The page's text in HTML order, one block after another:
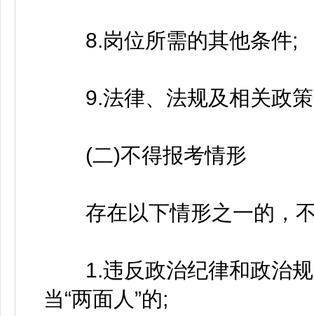
8.岗位所需的其他条件;
9.法律、法规及相关政策
(二)不得报考情形
存在以下情形之一的，
1.违反政治纪律和政治规
当“两面人”的;